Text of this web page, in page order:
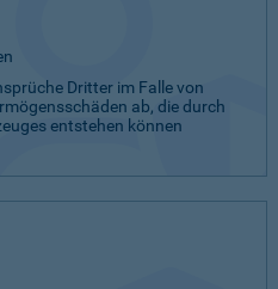
Dritter im Falle von
ab, die durch
entstehen können